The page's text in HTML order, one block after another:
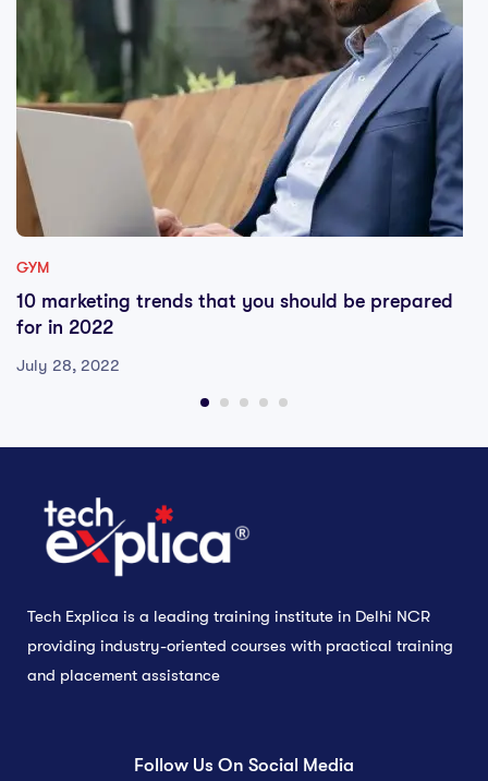
GYM
10 marketing trends that you should be prepared
for in 2022
July 28, 2022
Tech Explica is a leading training institute in Delhi NCR
providing industry-oriented courses with practical training
and placement assistance
Follow Us On Social Media